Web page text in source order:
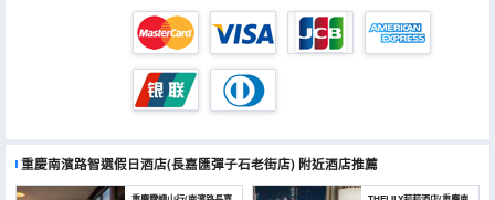
重慶南濱路智選假日酒店(長嘉匯彈子石老街店) 附近酒店推薦